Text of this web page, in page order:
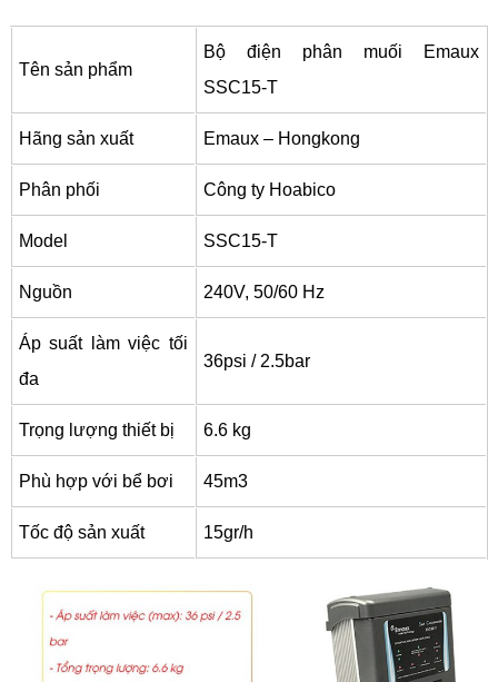
Tên sản phẩm
Bộ điện phân muối Emaux
SSC15-T
Hãng sản xuất Emaux – Hongkong
Phân phối Công ty Hoabico
Model SSC15-T
Nguồn 240V, 50/60 Hz
Áp suất làm việc tối
đa
36psi / 2.5bar
Trọng lượng thiết bị 6.6 kg
Phù hợp với bể bơi 45m3
Tốc độ sản xuất 15gr/h